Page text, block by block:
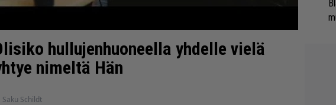
hullujenhuoneella yhdelle vielä
nimeltä Hän
Saku Schildt